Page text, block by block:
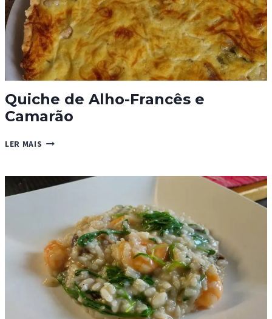
Quiche de Alho-Francês e
Camarão
LER MAIS QUICHE
FRANCÊS
E